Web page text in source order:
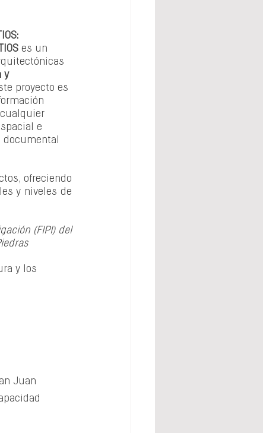
es un
y
proyecto es
e
documental
ofreciendo
y niveles de
(FIPI) del
y los
Juan